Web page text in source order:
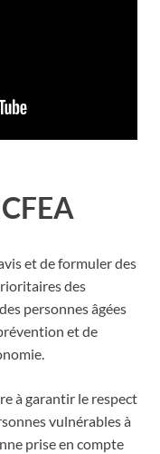
et de formuler des
des
personnes âgées
et de
à garantir le respect
vulnérables à
prise en compte